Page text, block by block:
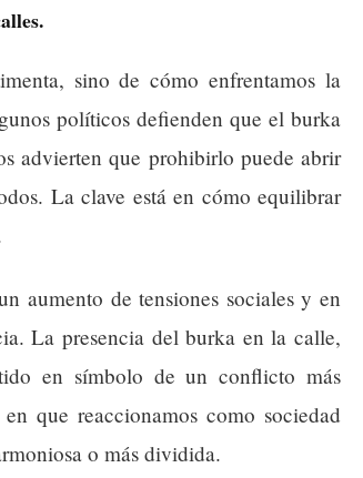
sino de cómo enfrentamos la
políticos defienden que el burka
advierten que prohibirlo puede abrir
La clave está en cómo equilibrar
aumento de tensiones sociales y en
La presencia del burka en la calle,
en símbolo de un conflicto más
que reaccionamos como sociedad
o más dividida.